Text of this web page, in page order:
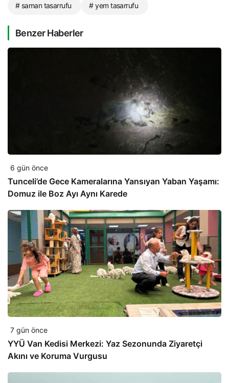
# saman tasarrufu # yem tasarrufu
Benzer Haberler
6 gün önce
Tunceli’de Gece Kameralarına Yansıyan Yaban Yaşamı:
Domuz ile Boz Ayı Aynı Karede
7 gün önce
YYÜ Van Kedisi Merkezi: Yaz Sezonunda Ziyaretçi
Akını ve Koruma Vurgusu